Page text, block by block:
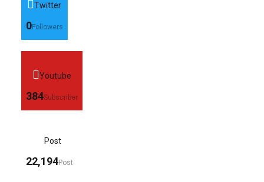
Twitter
0Followers
Youtube
384Subscriber
Post
22,194Post